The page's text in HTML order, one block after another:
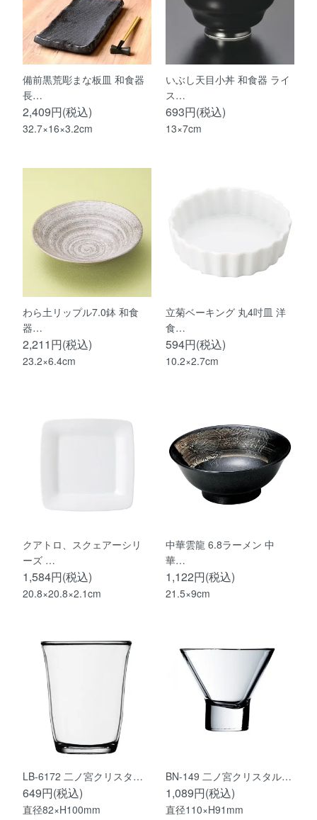
備前黒荒彫まな板皿 和食器
長…
2,409円(税込)
32.7×16×3.2cm
いぶし天目小丼 和食器 ライ
ス…
693円(税込)
13×7cm
わら土リップル7.0鉢 和食
器…
2,211円(税込)
23.2×6.4cm
立菊ベーキング 丸4吋皿 洋
食…
594円(税込)
10.2×2.7cm
クアトロ、スクェアーシリ
ーズ …
1,584円(税込)
20.8×20.8×2.1cm
中華雲龍 6.8ラーメン 中
華…
1,122円(税込)
21.5×9cm
LB-6172 二ノ宮クリスタ…
649円(税込)
直径82×H100mm
BN-149 二ノ宮クリスタル…
1,089円(税込)
直径110×H91mm